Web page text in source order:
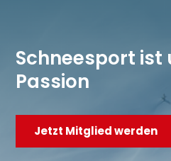
Schneesport ist
Passion
Jetzt Mitglied werden